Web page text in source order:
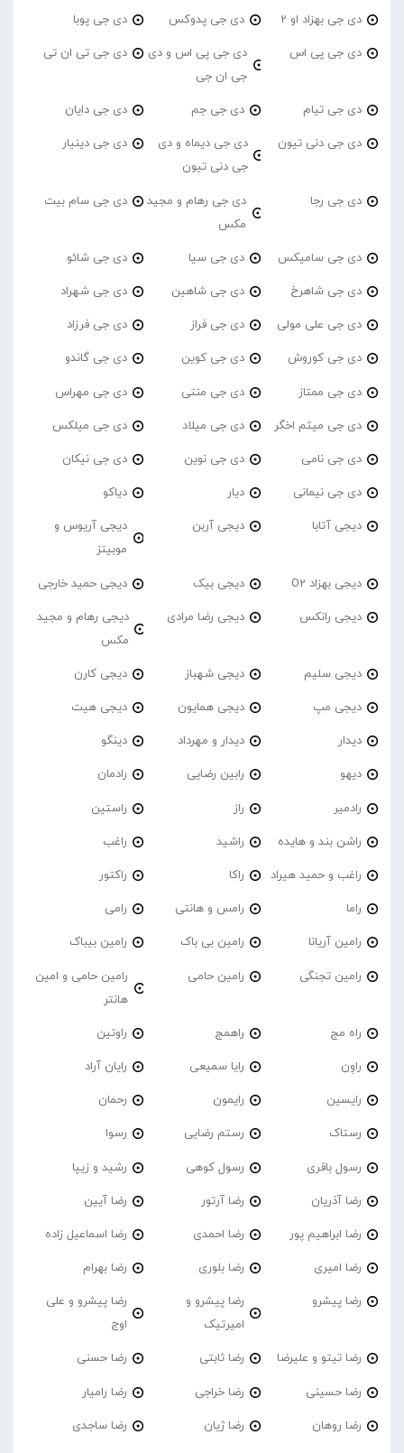
دی جی بهزاد او 2 دی جی پدوکس دی جی پوبا
دی جی پی اس
دی جی پی اس و دی
جی ان جی
دی جی تی ان تی
دی جی تیام دی جی جم دی جی دایان
دی جی دنی تیون
دی جی دیماه و دی
جی دنی تیون
دی جی دینیار
دی جی رجا
دی جی رهام و مجید
مکس
دی جی سام بیت
دی جی سامیکس دی جی سیا دی جی شائو
دی جی شاهرخ دی جی شاهین دی جی شهراد
دی جی علی مولی دی جی فراز دی جی فرزاد
دی جی کوروش دی جی کوین دی جی گاندو
دی جی ممتاز دی جی منتی دی جی مهراس
دی جی میثم اخگر دی جی میلاد دی جی میلکس
دی جی نامی دی جی نوین دی جی نیکان
دی جی نیمانی دیار دیاکو
دیجی آتابا دیجی آربن
دیجی آریوس و
موبیتز
دیجی بهزاد O2 دیجی بیک دیجی حمید خارجی
دیجی رانکس دیجی رضا مرادی
دیجی رهام و مجید
مکس
دیجی سلیم دیجی شهباز دیجی کارن
دیجی مپ دیجی همایون دیجی هیت
دیدار دیدار و مهرداد دینگو
دیهو رابین رضایی رادمان
رادمیر راز راستین
راشن بند و هایده راشید راغب
راغب و حمید هیراد راکا راکتور
راما رامس و هانتی رامی
رامین آریانا رامین بی باک رامین بیباک
رامین تجنگی رامین حامی
رامین حامی و امین
هانتر
راه مج راهمج راوتین
راوِن رایا سمیعی رایان آراد
رایسین رایمون رحمان
رستاک رستم رضایی رسوا
رسول باقری رسول کوهی رشید و زیپا
رضا آذریان رضا آرتور رضا آیین
رضا ابراهیم پور رضا احمدی رضا اسماعیل زاده
رضا امیری رضا بلوری رضا بهرام
رضا پیشرو
رضا پیشرو و
امیرتیک
رضا پیشرو و علی
اوج
رضا تیتو و علیرضا رضا ثابتی رضا حسنی
رضا حسینی رضا خراجی رضا رامیار
رضا روهان رضا ژیان رضا ساجدی